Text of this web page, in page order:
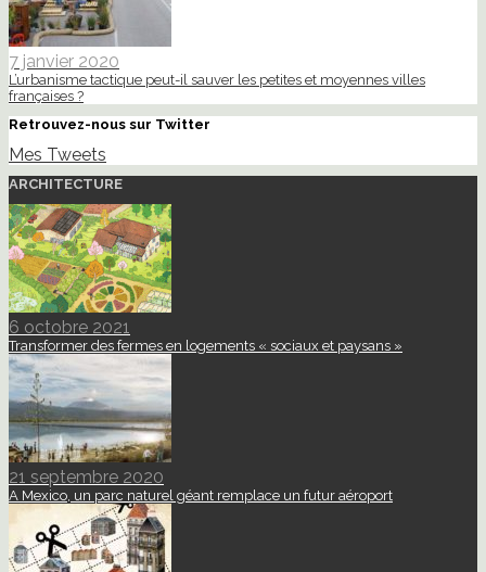
7 janvier 2020
L’urbanisme tactique peut-il sauver les petites et moyennes villes
françaises ?
Retrouvez-nous sur Twitter
Mes Tweets
ARCHITECTURE
6 octobre 2021
Transformer des fermes en logements « sociaux et paysans »
21 septembre 2020
A Mexico, un parc naturel géant remplace un futur aéroport